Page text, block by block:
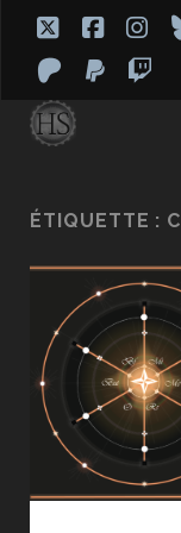
twitter
patreon
paypal
ÉTIQUETTE :